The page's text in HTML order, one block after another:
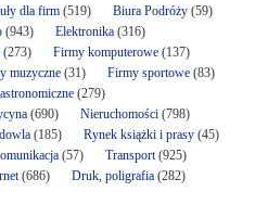
dla firm(519) Biura Podróży(59)
(943) Elektronika (316)
(273) Firmy komputerowe(137)
muzyczne(31) Firmy sportowe(83)
(279)
(690) Nieruchomości(798)
(185) Rynek książki i prasy(45)
(57) Transport(925)
(686) Druk, poligrafia(282)